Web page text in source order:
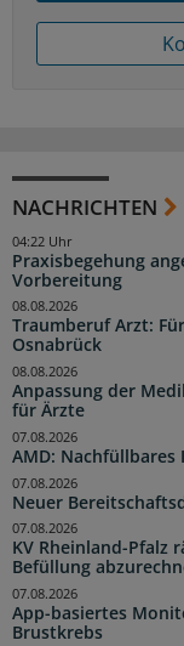
NACHRICHTEN
Praxisbegehung
Vorbereitung
04:22 Uhr
Traumberuf Arzt:
Osnabrück
08.08.2026
Anpassung der
für Ärzte
08.08.2026
AMD:
07.08.2026
Neuer
07.08.2026
KV Rheinland-Pfalz
Befüllung
07.08.2026
App-basiertes
Brustkrebs
07.08.2026